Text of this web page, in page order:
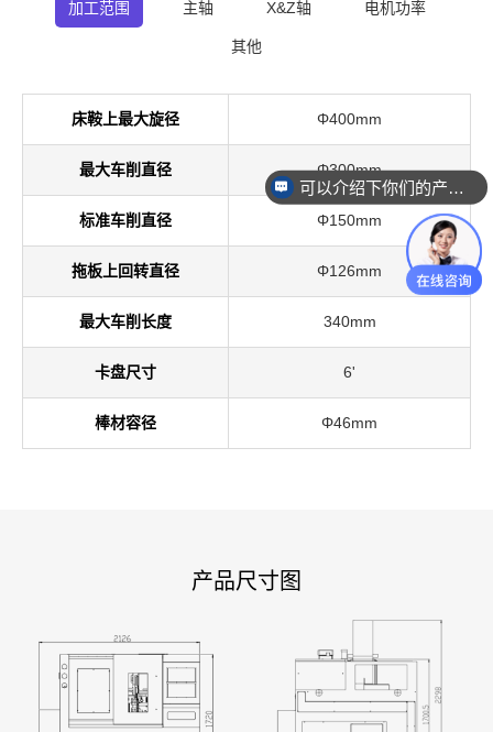
加工范围 主轴 X&Z轴 电机功率
其他
床鞍上最大旋径 Φ400mm
最大车削直径 Φ300mm
标准车削直径 Φ150mm
拖板上回转直径 Φ126mm
最大车削长度 340mm
卡盘尺寸 6'
棒材容径 Φ46mm
产品尺寸图